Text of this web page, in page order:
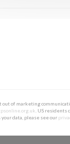
out of marketing
. US residents
data, please see our